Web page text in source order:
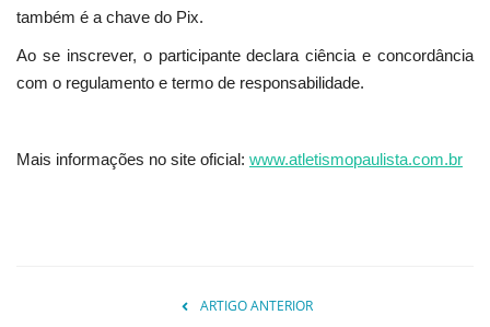
também é a chave do Pix.
Ao se inscrever, o participante declara ciência e concordância
com o regulamento e termo de responsabilidade.
Mais informações no site oficial: www.atletismopaulista.com.br
ARTIGO ANTERIOR